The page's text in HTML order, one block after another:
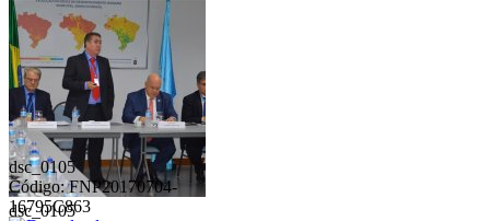
dsc_0105
dsc_0105
Código: FNP20170704-
16795C863